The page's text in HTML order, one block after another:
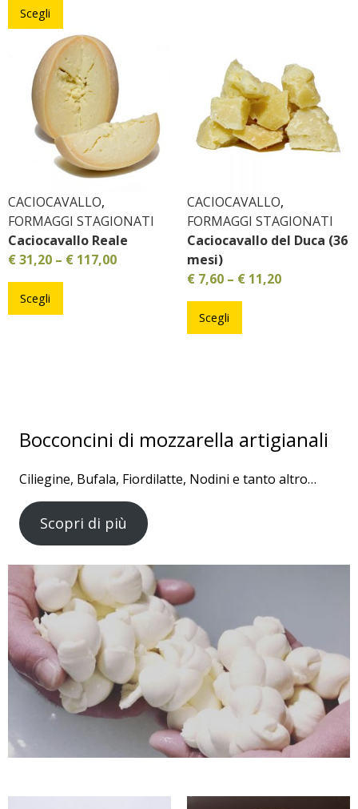
Scegli
CACIOCAVALLO,
FORMAGGI STAGIONATI
Caciocavallo Reale
€31,20 – € 117,00
Scegli
CACIOCAVALLO,
FORMAGGI STAGIONATI
Caciocavallo del Duca (36
mesi)
€ 7,60 – € 11,20
Scegli
Bocconcini di mozzarella artigianali
Ciliegine, Bufala, Fiordilatte, Nodini e tanto altro…
Scopri di più